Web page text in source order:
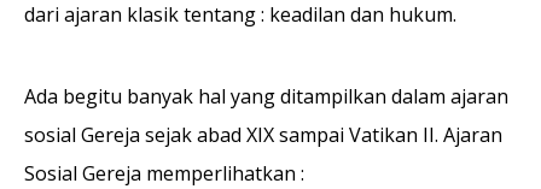
dari ajaran klasik tentang : keadilan dan hukum.
Ada begitu banyak hal yang ditampilkan dalam ajaran
sosial Gereja sejak abad XIX sampai Vatikan II. Ajaran
Sosial Gereja memperlihatkan :